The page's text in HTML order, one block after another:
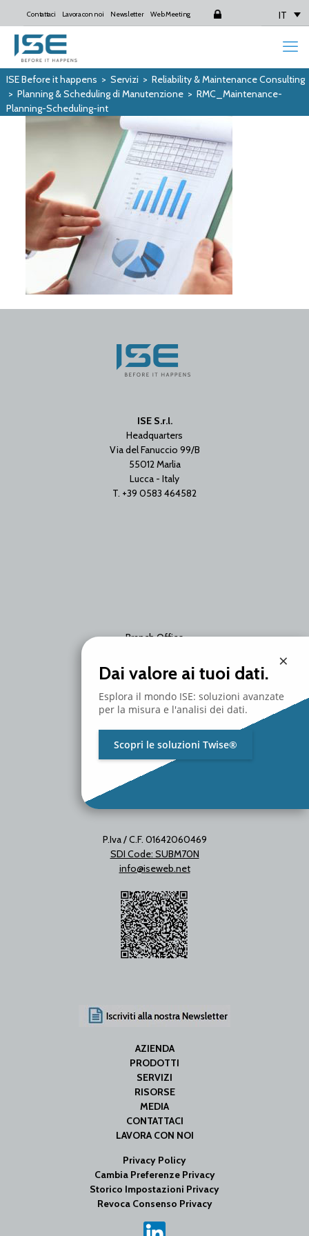
Contattaci Lavora con noi Newsletter Web Meeting IT
ISE Before it happens > Servizi > Reliability & Maintenance Consulting
> Planning & Scheduling di Manutenzione> RMC_Maintenance-
Planning-Scheduling-int
ISE S.r.l.
Headquarters
Via del Fanuccio 99/B
55012 Marlia
Lucca - Italy
T. +39 0583 464582
Branch Office
20097 San Donato Milanese
Milano - Italy
T. +39 02 2153663
P.Iva / C.F. 01642060469
SDI Code: SUBM70N
info@iseweb.net
AZIENDA
PRODOTTI
SERVIZI
RISORSE
MEDIA
CONTATTACI
LAVORA CON NOI
Privacy Policy
Cambia Preferenze Privacy
Storico Impostazioni Privacy
Revoca Consenso Privacy
×
Dai valore ai tuoi dati.
Esplora il mondo ISE: soluzioni avanzate
per la misura e l'analisi dei dati.
Scopri le soluzioni Twise®